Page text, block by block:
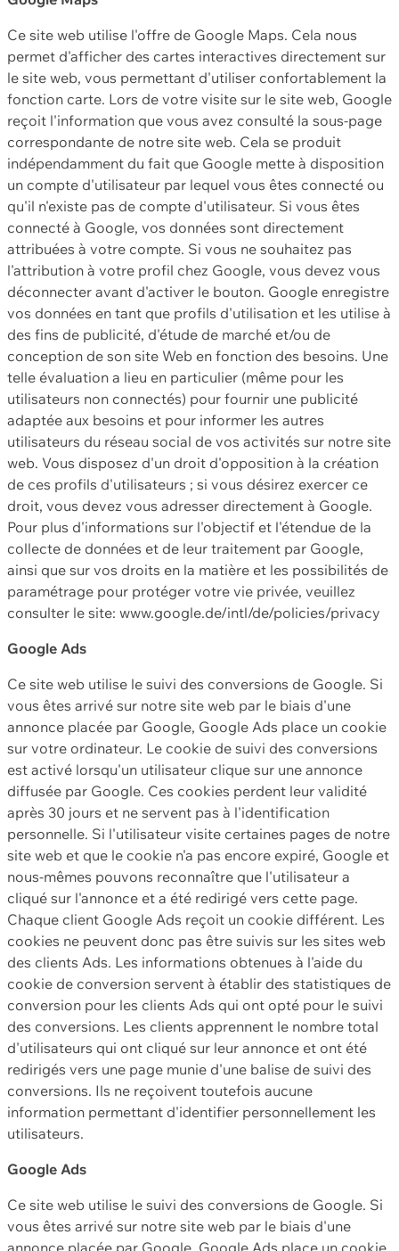
Ce site web utilise l'offre de Google Maps. Cela nous
permet d'afficher des cartes interactives directement sur
le site web, vous permettant d'utiliser confortablement la
fonction carte. Lors de votre visite sur le site web, Google
reçoit l'information que vous avez consulté la sous-page
correspondante de notre site web. Cela se produit
indépendamment du fait que Google mette à disposition
un compte d'utilisateur par lequel vous êtes connecté ou
qu'il n'existe pas de compte d'utilisateur. Si vous êtes
connecté à Google, vos données sont directement
attribuées à votre compte. Si vous ne souhaitez pas
l'attribution à votre profil chez Google, vous devez vous
déconnecter avant d'activer le bouton. Google enregistre
vos données en tant que profils d'utilisation et les utilise à
des fins de publicité, d'étude de marché et/ou de
conception de son site Web en fonction des besoins. Une
telle évaluation a lieu en particulier (même pour les
utilisateurs non connectés) pour fournir une publicité
adaptée aux besoins et pour informer les autres
utilisateurs du réseau social de vos activités sur notre site
web. Vous disposez d'un droit d'opposition à la création
de ces profils d'utilisateurs ; si vous désirez exercer ce
droit, vous devez vous adresser directement à Google.
Pour plus d'informations sur l'objectif et l'étendue de la
collecte de données et de leur traitement par Google,
ainsi que sur vos droits en la matière et les possibilités de
paramétrage pour protéger votre vie privée, veuillez
consulter le site: www.google.de/intl/de/policies/privacy
Google Ads
Ce site web utilise le suivi des conversions de Google. Si
vous êtes arrivé sur notre site web par le biais d'une
annonce placée par Google, Google Ads place un cookie
sur votre ordinateur. Le cookie de suivi des conversions
est activé lorsqu'un utilisateur clique sur une annonce
diffusée par Google. Ces cookies perdent leur validité
après 30 jours et ne servent pas à l'identification
personnelle. Si l'utilisateur visite certaines pages de notre
site web et que le cookie n'a pas encore expiré, Google et
nous-mêmes pouvons reconnaître que l'utilisateur a
cliqué sur l'annonce et a été redirigé vers cette page.
Chaque client Google Ads reçoit un cookie différent. Les
cookies ne peuvent donc pas être suivis sur les sites web
des clients Ads. Les informations obtenues à l'aide du
cookie de conversion servent à établir des statistiques de
conversion pour les clients Ads qui ont opté pour le suivi
des conversions. Les clients apprennent le nombre total
d'utilisateurs qui ont cliqué sur leur annonce et ont été
redirigés vers une page munie d'une balise de suivi des
conversions. Ils ne reçoivent toutefois aucune
information permettant d'identifier personnellement les
utilisateurs.
Google Ads
Ce site web utilise le suivi des conversions de Google. Si
vous êtes arrivé sur notre site web par le biais d'une